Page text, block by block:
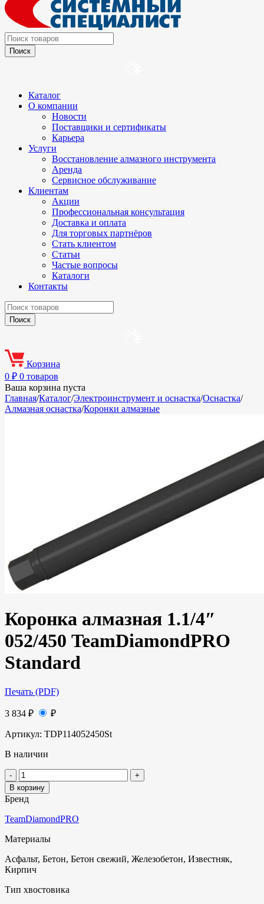
Каталог
О компании
Новости
Поставщики и сертификаты
Карьера
Услуги
Восстановление алмазного инструмента
Аренда
Сервисное обслуживание
Клиентам
Акции
Профессиональная консультация
Доставка и оплата
Для торговых партнёров
Стать клиентом
Статьи
Частые вопросы
Каталоги
Контакты
Корзина
0 ₽ 0 товаров
Ваша корзина пуста
Главная/Каталог/Электроинструмент и оснастка/Оснастка/
Алмазная оснастка/Коронки алмазные
Коронка алмазная 1.1/4″
052/450 TeamDiamondPRO
Standard
Печать (PDF)
3 834 ₽ ₽
Артикул: TDP114052450St
В наличии
В корзину
Бренд
TeamDiamondPRO
Материалы
Асфальт, Бетон, Бетон свежий, Железобетон, Известняк,
Кирпич
Тип хвостовика